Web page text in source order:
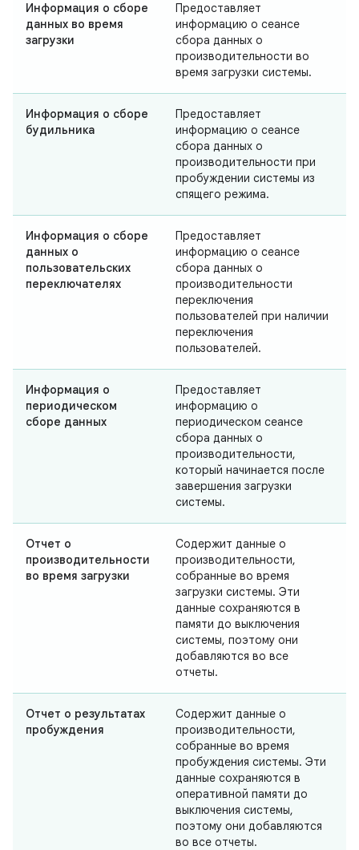
Информация о сборе
данных во время
загрузки
Предоставляет
информацию о сеансе
сбора данных о
производительности во
время загрузки системы.
Информация о сборе
будильника
Предоставляет
информацию о сеансе
сбора данных о
производительности при
пробуждении системы из
спящего режима.
Информация о сборе
данных о
пользовательских
переключателях
Предоставляет
информацию о сеансе
сбора данных о
производительности
переключения
пользователей при наличии
переключения
пользователей.
Информация о
периодическом
сборе данных
Предоставляет
информацию о
периодическом сеансе
сбора данных о
производительности,
который начинается после
завершения загрузки
системы.
Отчет о
производительности
во время загрузки
Содержит данные о
производительности,
собранные во время
загрузки системы. Эти
данные сохраняются в
памяти до выключения
системы, поэтому они
добавляются во все
отчеты.
Отчет о результатах
пробуждения
Содержит данные о
производительности,
собранные во время
пробуждения системы. Эти
данные сохраняются в
оперативной памяти до
выключения системы,
поэтому они добавляются
во все отчеты.